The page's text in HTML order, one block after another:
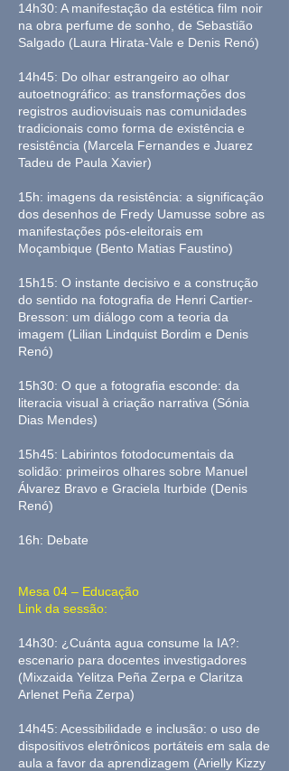
14h30: A manifestação da estética film noir
na obra perfume de sonho, de Sebastião
Salgado (Laura Hirata-Vale e Denis Renó)
14h45: Do olhar estrangeiro ao olhar
autoetnográfico: as transformações dos
registros audiovisuais nas comunidades
tradicionais como forma de existência e
resistência (Marcela Fernandes e Juarez
Tadeu de Paula Xavier)
15h: imagens da resistência: a significação
dos desenhos de Fredy Uamusse sobre as
manifestações pós-eleitorais em
Moçambique (Bento Matias Faustino)
15h15: O instante decisivo e a construção
do sentido na fotografia de Henri Cartier-
Bresson: um diálogo com a teoria da
imagem (Lilian Lindquist Bordim e Denis
Renó)
15h30: O que a fotografia esconde: da
literacia visual à criação narrativa (Sónia
Dias Mendes)
15h45: Labirintos fotodocumentais da
solidão: primeiros olhares sobre Manuel
Álvarez Bravo e Graciela Iturbide (Denis
Renó)
16h: Debate
Mesa 04 – Educação
Link da sessão:
14h30: ¿Cuánta agua consume la IA?:
escenario para docentes investigadores
(Mixzaida Yelitza Peña Zerpa e Claritza
Arlenet Peña Zerpa)
14h45: Acessibilidade e inclusão: o uso de
dispositivos eletrônicos portáteis em sala de
aula a favor da aprendizagem (Arielly Kizzy